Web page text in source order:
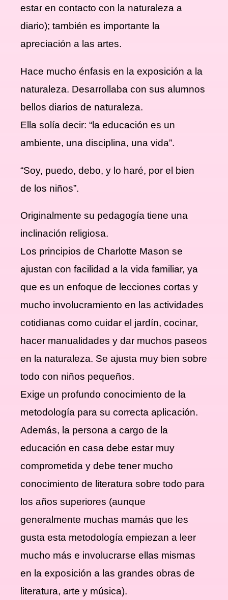
estar en contacto con la naturaleza a
diario); también es importante la
apreciación a las artes.
Hace mucho énfasis en la exposición a la
naturaleza. Desarrollaba con sus alumnos
bellos diarios de naturaleza.
Ella solía decir: “la educación es un
ambiente, una disciplina, una vida”.
“Soy, puedo, debo, y lo haré, por el bien
de los niños”.
Originalmente su pedagogía tiene una
inclinación religiosa.
Los principios de Charlotte Mason se
ajustan con facilidad a la vida familiar, ya
que es un enfoque de lecciones cortas y
mucho involucramiento en las actividades
cotidianas como cuidar el jardín, cocinar,
hacer manualidades y dar muchos paseos
en la naturaleza. Se ajusta muy bien sobre
todo con niños pequeños.
Exige un profundo conocimiento de la
metodología para su correcta aplicación.
Además, la persona a cargo de la
educación en casa debe estar muy
comprometida y debe tener mucho
conocimiento de literatura sobre todo para
los años superiores (aunque
generalmente muchas mamás que les
gusta esta metodología empiezan a leer
mucho más e involucrarse ellas mismas
en la exposición a las grandes obras de
literatura, arte y música).